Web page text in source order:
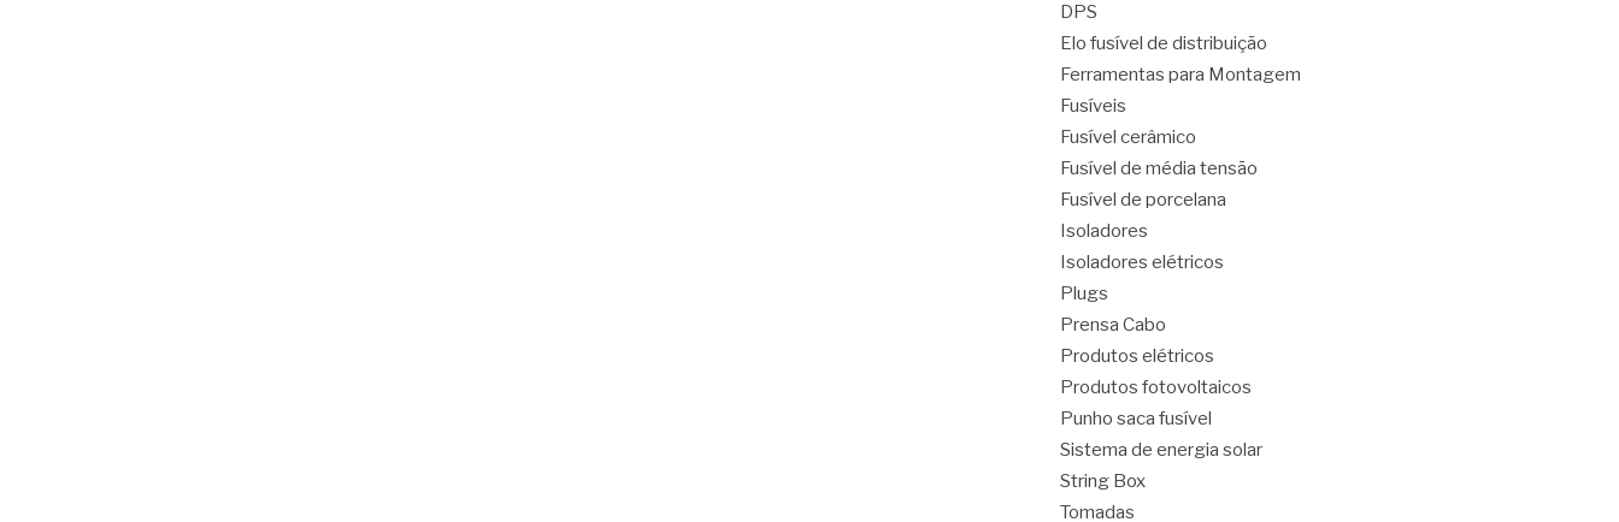
DPS
Elo fusível de distribuição
Ferramentas para Montagem
Fusíveis
Fusível cerâmico
Fusível de média tensão
Fusível de porcelana
Isoladores
Isoladores elétricos
Plugs
Prensa Cabo
Produtos elétricos
Produtos fotovoltaicos
Punho saca fusível
Sistema de energia solar
String Box
Tomadas